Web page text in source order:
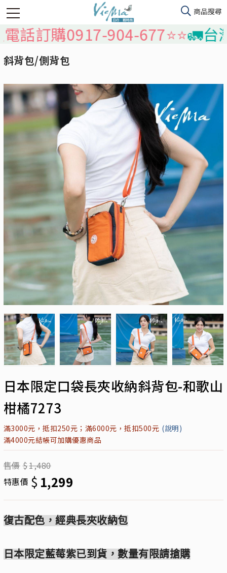
購0917-904-677⭐️⭐️🚛台灣本島
斜背包/側背包
日本限定口袋長夾收納斜背包-和歌山
柑橘7273
滿3000元，抵扣250元；滿6000元，抵扣500元 (說明)
滿4000元結帳可加購優惠商品
售價 $1,480
特惠價 $ 1,299
復古配色，經典長夾收納包
日本限定藍莓紫已到貨，數量有限請搶購